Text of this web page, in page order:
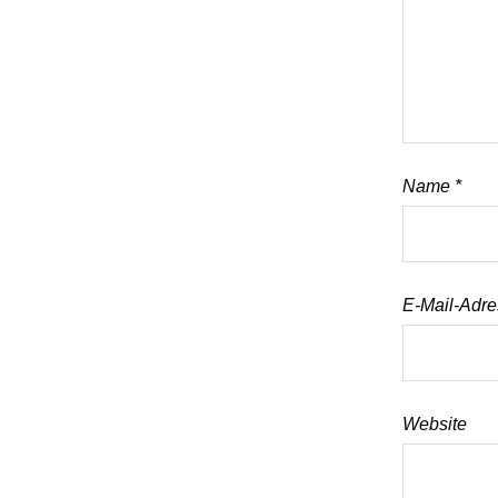
Name *
E-Mail-
Website